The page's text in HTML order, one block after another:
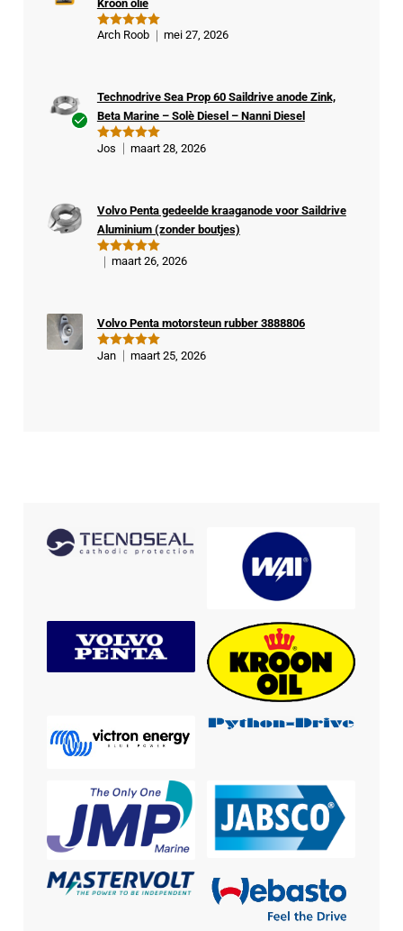
Gewaardeer
Kroon olie
Arch Roob mei 27, 2026
kop
er
Gewaardeer
Technodrive Sea Prop 60 Saildrive anode Zink,
Beta Marine – Solè Diesel – Nanni Diesel
Jos maart 28, 2026
Gewaardeer
Volvo Penta gedeelde kraaganode voor Saildrive
Aluminium (zonder boutjes)
maart 26, 2026
Gewaardeer
Volvo Penta motorsteun rubber 3888806
Jan maart 25, 2026